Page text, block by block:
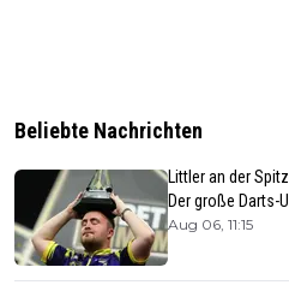
Beliebte Nachrichten
Littler an der
Der große Darts-
Aug 06, 11:15